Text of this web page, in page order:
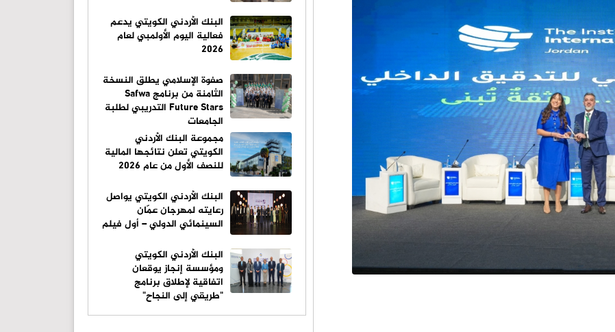
البنك الأردني الكويتي يدعم
فعالية اليوم الأولمبي لعام
2026
صفوة الإسلامي يطلق النسخة
الثامنة من برنامج Safwa
Future Stars التدريبي لطلبة
الجامعات
مجموعة البنك الأردني
الكويتي تعلن نتائجها المالية
للنصف الأول من عام 2026
البنك الأردني الكويتي يواصل
رعايته لمهرجان عمّان
السينمائي الدولي – أول فيلم
البنك الأردني الكويتي
ومؤسسة إنجاز يوقعان
اتفاقية لإطلاق برنامج
"طريقي إلى النجاح"